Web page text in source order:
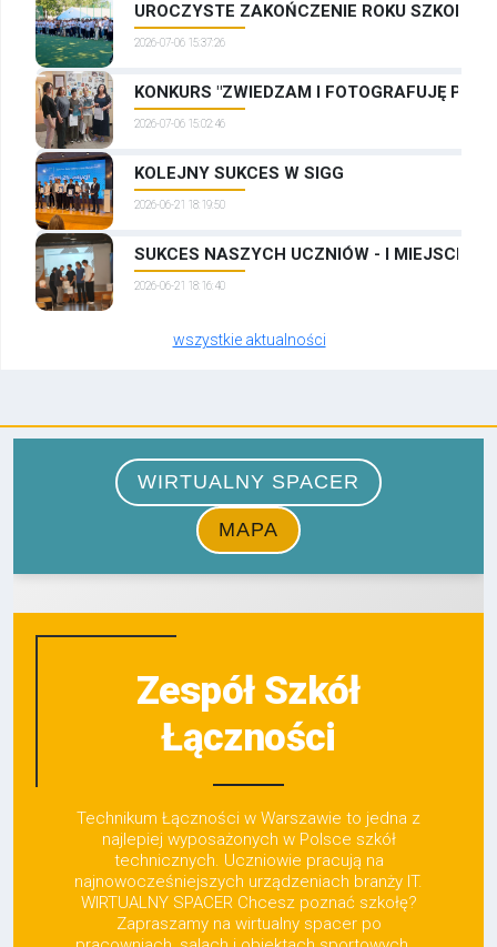
UROCZYSTE ZAKOŃCZENIE ROKU
2026-07-06 15:37:26
KONKURS "ZWIEDZAM I FOTOGRAFUJĘ
2026-07-06 15:02:46
KOLEJNY SUKCES W SIGG
2026-06-21 18:19:50
SUKCES NASZYCH UCZNIÓW - I MIEJSCE W
2026-06-21 18:16:40
wszystkie aktualności
Zespół Szkół
Łączności
Technikum Łączności w Warszawie to jedna z
najlepiej wyposażonych w Polsce szkół
technicznych. Uczniowie pracują na
najnowocześniejszych urządzeniach branży IT.
WIRTUALNY SPACER Chcesz poznać szkołę?
Zapraszamy na wirtualny spacer po